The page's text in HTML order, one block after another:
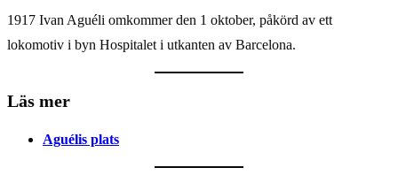
1917 Ivan Aguéli omkommer den 1 oktober, påkörd av ett
lokomotiv i byn Hospitalet i utkanten av Barcelona.
Läs mer
Aguélis plats